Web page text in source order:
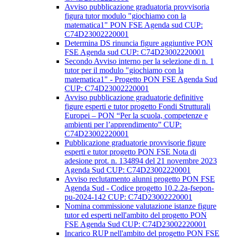
Avviso pubblicazione graduatoria provvisoria
figura tutor modulo "giochiamo con la
matematica1" PON FSE Agenda sud CUP:
C74D23002220001
Determina DS rinuncia figure aggiuntive PON
FSE Agenda sud CUP: C74D23002220001
Secondo Avviso interno per la selezione di n. 1
tutor per il modulo "giochiamo con la
matematica1" - Progetto PON FSE Agenda Sud
CUP: C74D23002220001
Avviso pubblicazione graduatorie definitive
figure esperti e tutor progetto Fondi Strutturali
Europei – PON “Per la scuola, competenze e
ambienti per l’apprendimento” CUP:
C74D23002220001
Pubblicazione graduatorie provvisorie figure
esperti e tutor progetto PON FSE Nota di
adesione prot. n. 134894 del 21 novembre 2023
Agenda Sud CUP: C74D23002220001
Avviso reclutamento alunni progetto PON FSE
Agenda Sud - Codice progetto 10.2.2a-fsepon-
pu-2024-142 CUP: C74D23002220001
Nomina commissione valutazione istanze figure
tutor ed esperti nell'ambito del progetto PON
FSE Agenda Sud CUP: C74D23002220001
Incarico RUP nell'ambito del progetto PON FSE